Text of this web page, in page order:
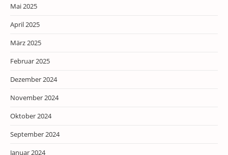
Mai 2025
April 2025
März 2025
Februar 2025
Dezember 2024
November 2024
Oktober 2024
September 2024
Januar 2024